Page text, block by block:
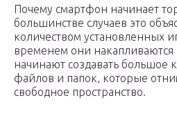
Почему смартфон начинает
большинстве случаев это
количеством установленных
временем они накапливаются
начинают создавать большое
файлов и папок, которые
свободное пространство.